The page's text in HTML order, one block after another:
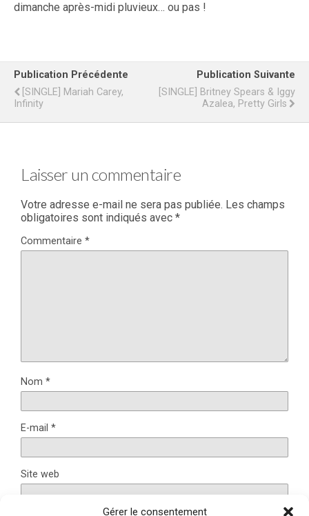
Gérer le consentement
dimanche après-midi pluvieux… ou pas !
Publication Précédente
[SINGLE] Mariah Carey,
Infinity
Publication Suivante
[SINGLE] Britney Spears & Iggy
Azalea, Pretty Girls
Laisser un commentaire
Votre adresse e-mail ne sera pas publiée. Les champs
obligatoires sont indiqués avec *
Commentaire *
Nom *
E-mail *
Site web